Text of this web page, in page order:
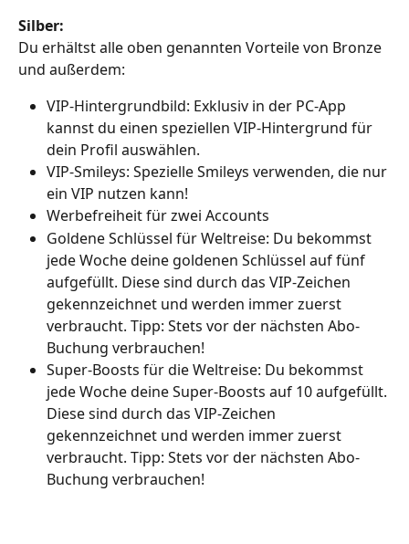
Silber:
Du erhältst alle oben genannten Vorteile von Bronze
und außerdem:
VIP-Hintergrundbild: Exklusiv in der PC-App
kannst du einen speziellen VIP-Hintergrund für
dein Profil auswählen.
VIP-Smileys: Spezielle Smileys verwenden, die nur
ein VIP nutzen kann!
Werbefreiheit für zwei Accounts
Goldene Schlüssel für Weltreise: Du bekommst
jede Woche deine goldenen Schlüssel auf fünf
aufgefüllt. Diese sind durch das VIP-Zeichen
gekennzeichnet und werden immer zuerst
verbraucht. Tipp: Stets vor der nächsten Abo-
Buchung verbrauchen!
Super-Boosts für die Weltreise: Du bekommst
jede Woche deine Super-Boosts auf 10 aufgefüllt.
Diese sind durch das VIP-Zeichen
gekennzeichnet und werden immer zuerst
verbraucht. Tipp: Stets vor der nächsten Abo-
Buchung verbrauchen!